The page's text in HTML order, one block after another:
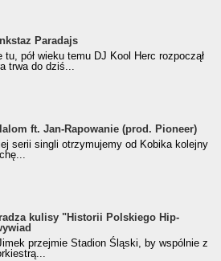
za
Album Roku
Paradajs
tu, pół wieku temu DJ Kool Herc rozpoczął
trwa do dziś...
Rapowanie (prod. Pioneer)
ft. Jan-Rapowanie (prod. Pioneer)
serii singli otrzymujemy od Kobika kolejny
"Historii Polskiego Hip-
kulisy "Historii Polskiego Hip-
przejmie Stadion Śląski, by wspólnie z